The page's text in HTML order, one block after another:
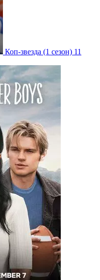
Коп-звезда (1 сезон) 11